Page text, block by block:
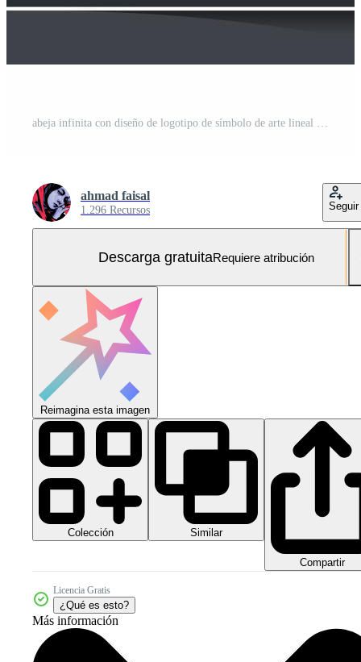
abeja infinita con diseño de logotipo de símbolo de arte lineal y tarjeta de visita Vector Gratis y SVG Gratis
ahmad faisal
1.296 Recursos Seguir
Descarga gratuitaRequiere atribución
Reimagina esta imagen
Colección Similar
Compartir
Licencia Gratis
¿Qué es esto?
Más información